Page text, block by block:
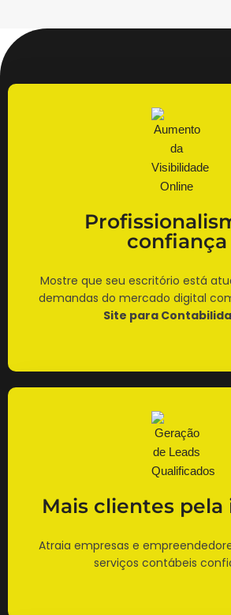
confiança
Mostre que seu escritório está
demandas do mercado digital
Site para
Mais clientes
Atraia empresas e
serviços contábeis